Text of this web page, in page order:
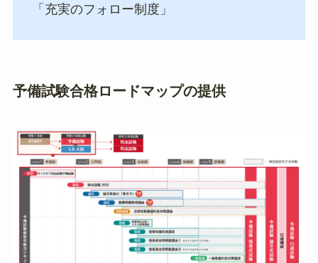
「充実のフォロー制度」
予備試験合格ロードマップの提供